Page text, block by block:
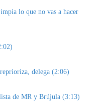
lo que no vas a hacer
delega (2:06)
de MR y Brújula (3:13)